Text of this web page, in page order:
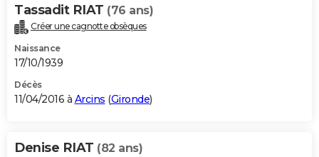
Tassadit RIAT (76 ans)
Créer une cagnotte obsèques
Naissance
17/10/1939
Décès
11/04/2016 à Arcins (Gironde)
Denise RIAT (82 ans)